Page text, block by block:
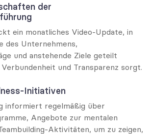
der
ein monatliches Video-Update, in
des Unternehmens,
und anstehende Ziele geteilt
und Transparenz sorgt.
Initiativen
informiert regelmäßig über
Angebote zur mentalen
Aktivitäten, um zu zeigen,